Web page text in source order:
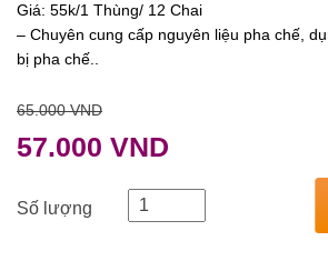
Giá: 55k/1 Thùng/ 12 Chai
– Chuyên cung cấp nguyên liệu pha chế,
bị pha chế..
65.000 VND
57.000 VND
Số lượng